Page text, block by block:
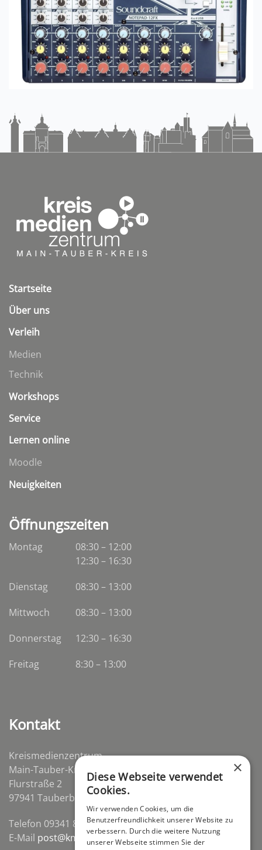
Startseite
Über uns
Verleih
Medien
Technik
Workshops
Service
Lernen online
Moodle
Neuigkeiten
Öffnungszeiten
Montag
08:30 – 12:00
12:30 – 16:30
Dienstag
08:30– 13:00
Mittwoch
08:30– 13:00
Donnerstag
12:30 – 16:30
Freitag
8:30 – 13:00
Kontakt
Kreismedienzentrum
Main-Tauber-Kreis
Flurstraße 2
97941 Tauberbischofsheim-Distelhausen
Telefon 09341 84670
E-Mail post@kmz-tbb.de
×
Diese Webseite verwendet
Cookies.
Wir verwenden Cookies, um die
Benutzerfreundlichkeit unserer Website zu
verbessern. Durch die weitere Nutzung
unserer Webseite stimmen Sie der